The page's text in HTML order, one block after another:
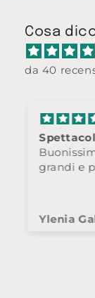
Cosa
da 40
grandi e
Ylenia